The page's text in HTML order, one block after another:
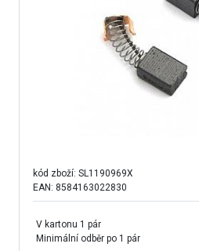
kód zboží: SL1190969X
EAN: 8584163022830
V kartonu 1 pár
Minimální odběr po 1 pár